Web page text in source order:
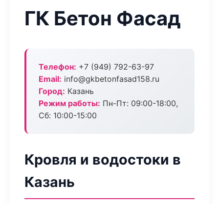
ГК Бетон Фасад
Телефон: +7 (949) 792-63-97
Email: info@gkbetonfasad158.ru
Город: Казань
Режим работы: Пн-Пт: 09:00-18:00,
Сб: 10:00-15:00
Кровля и водостоки в
Казань